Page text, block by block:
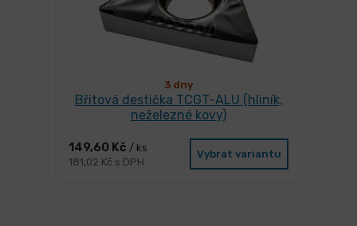
3 dny
Břitová destička TCGT-ALU (hliník,
neželezné kovy)
149,60 Kč / ks
181,02 Kč s DPH
Vybrat variantu